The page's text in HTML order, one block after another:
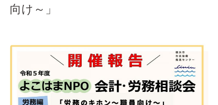
向け～」